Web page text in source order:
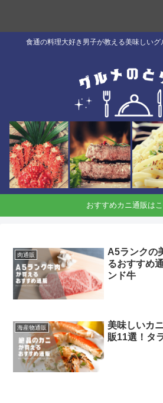
食通の料理大好き男子が教える美味しい
おすすめカニ通販は
肉通販
A5ランクの
るおすすめ
ンド牛
海産物通販
美味しいカ
販11選！タ